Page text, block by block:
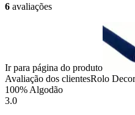
6 avaliações
Ir para página do produto
Avaliação dos clientesRolo
100% Algodão
3.0